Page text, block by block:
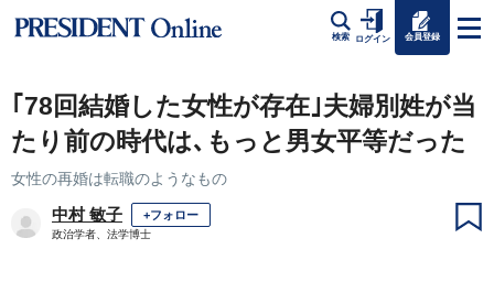
検索 ログイン 会員登録
｢78回結婚した女性が存在｣夫婦別姓が当
たり前の時代は､もっと男女平等だった
女性の再婚は転職のようなもの
中村 敏子 +フォロー
政治学者、法学博士